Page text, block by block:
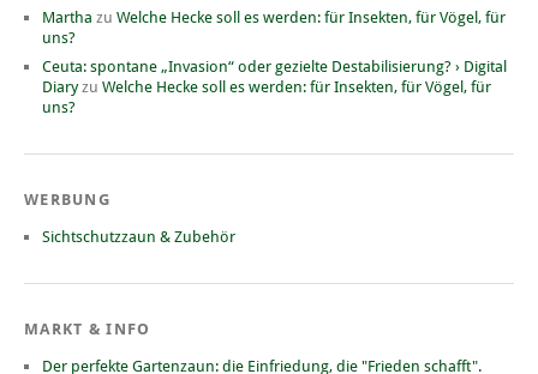
Martha zu Welche Hecke soll es werden: für Insekten, für Vögel, für
uns?
Ceuta: spontane „Invasion“ oder gezielte Destabilisierung? › Digital
Diaryzu Welche Hecke soll es werden: für Insekten, für Vögel, für
uns?
WERBUNG
Sichtschutzzaun & Zubehör
MARKT & INFO
Der perfekte Gartenzaun: die Einfriedung, die "Frieden schafft".